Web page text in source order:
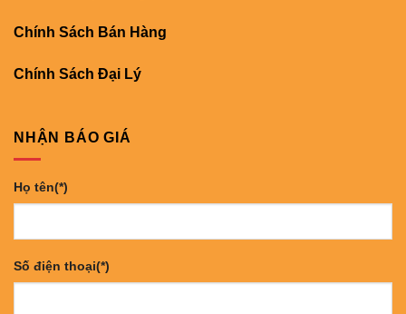
Chính Sách Bán Hàng
Chính Sách Đại Lý
NHẬN BÁO GIÁ
Họ tên(*)
Số điện thoại(*)